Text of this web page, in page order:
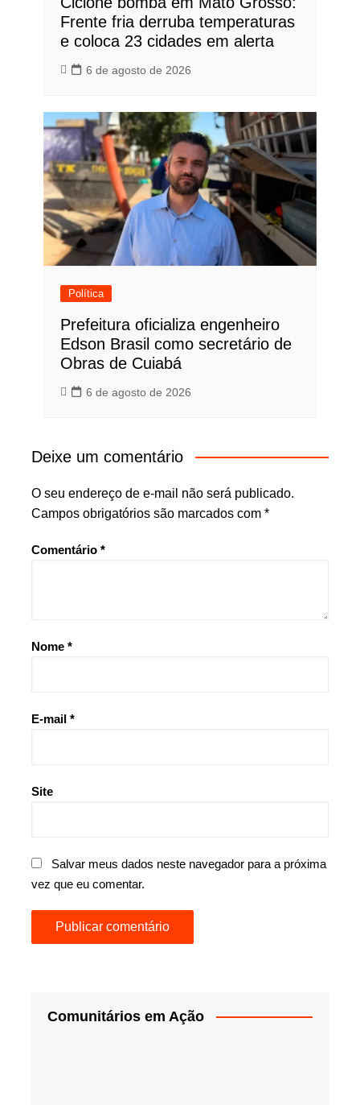
Frente fria derruba temperaturas
e coloca 23 cidades em alerta
6 de agosto de 2026
Política
Prefeitura oficializa engenheiro
Edson Brasil como secretário de
Obras de Cuiabá
6 de agosto de 2026
Deixe um comentário
O seu endereço de e-mail não será publicado.
Campos obrigatórios são marcados com *
Comentário *
Nome *
E-mail *
Site
Salvar meus dados neste navegador para a próxima
vez que eu comentar.
Comunitários em Ação